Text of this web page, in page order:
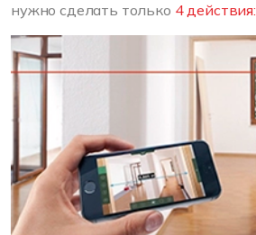
нужно сделать только 4 действия: